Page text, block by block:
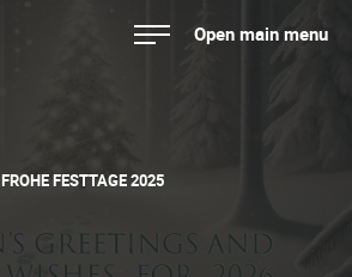
Open main menu
FROHE FESTTAGE 2025